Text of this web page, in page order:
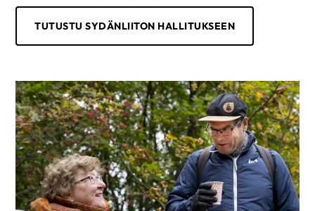
TUTUSTU SYDÄNLIITON HALLITUKSEEN